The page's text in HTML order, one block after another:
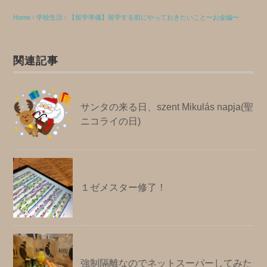
Home ›学校生活 › 【留学準備】留学する前にやっておきたいこと〜お金編〜
関連記事
サンタの来る日、szent Mikulás napja(聖
ニコライの日)
１ゼメスター修了！
強制隔離なのでネットスーパーしてみた